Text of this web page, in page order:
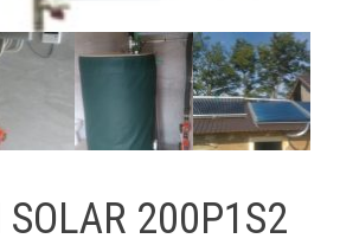
SOLAR 200P1S2